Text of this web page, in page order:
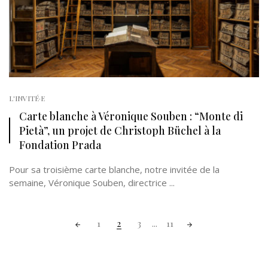
L'INVITÉ·E
Carte blanche à Véronique Souben : “Monte di
Pietà”, un projet de Christoph Büchel à la
Fondation Prada
Pour sa troisième carte blanche, notre invitée de la
semaine, Véronique Souben, directrice ...
1 2 3 ... 11